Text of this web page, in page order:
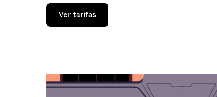
Presiona
flecha
el
calendario
Ver tarifas